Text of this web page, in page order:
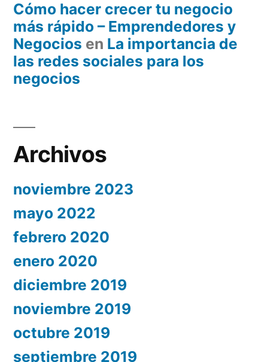
Cómo hacer crecer tu negocio
más rápido – Emprendedores y
Negocios en La importancia de
las redes sociales para los
negocios
Archivos
noviembre 2023
mayo 2022
febrero 2020
enero 2020
diciembre 2019
noviembre 2019
octubre 2019
septiembre 2019